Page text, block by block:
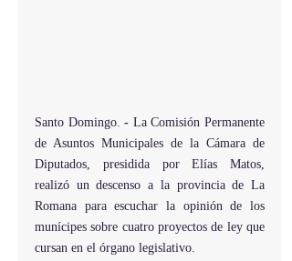
Santo Domingo. - La Comisión Permanente
de Asuntos Municipales de la Cámara de
Diputados, presidida por Elías Matos,
realizó un descenso a la provincia de La
Romana para escuchar la opinión de los
munícipes sobre cuatro proyectos de ley que
cursan en el órgano legislativo.